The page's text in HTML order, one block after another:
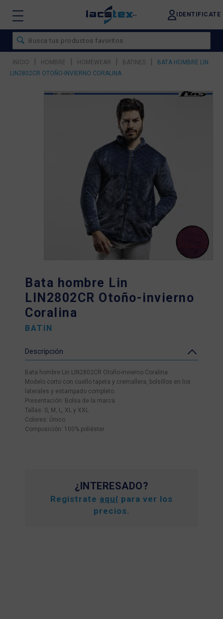
IDENTIFICATE
INICIO | HOMBRE | HOMEWEAR | BATINES |
BATA HOMBRE LIN
LIN2802CR OTOÑO-INVIERNO CORALINA
Bata hombre Lin
LIN2802CR Otoño-invierno
Coralina
BATIN
Descripción
Bata hombre Lin LIN2802CR Otoño-invierno Coralina
Modelo corto con cuello tapeta y cremallera, bolsillos en los
laterales y estampado completo.
Presentación: Bolsa de la marca
Tallas: S, M, L, XL y XXL
Colores: Único
Composición: 100% poliéster
¿INTERESADO?
Registrate aquí para ver los
precios.